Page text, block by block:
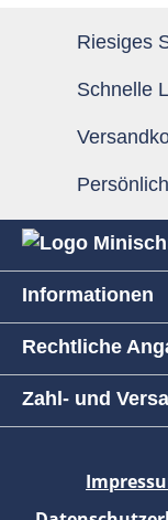
Riesiges
Schnelle
Informationen
Rechtliche
Zahl- und